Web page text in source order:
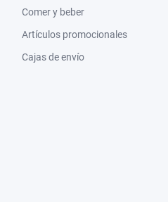
Comer y beber
Artículos promocionales
Cajas de envío